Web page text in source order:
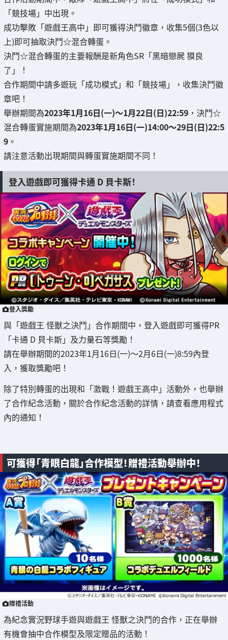
「競技場」中出現。
成功擊敗「遊戲王高中」即可獲得決鬥徽章，收集5個(3色以
上)即可抽取決鬥☆混合轉蛋。
決鬥☆混合轉蛋的主要報酬是新角色SR「黑暗戀屍 獏良
了」！
合作期間中請多遊玩「成功模式」和「競技場」，收集決鬥徽
章吧！
舉辦期間為2023年1月16日(一)～1月22日(日)22:59 ，決鬥☆
混合轉蛋實施期間為2023年1月16日(一)14:00～29日(日)22:5
9 。
請注意活動出現期間與轉蛋實施期間不同！
登入遊戲即可獲得卡通 D 貝卡斯！
登入獎勵
與「遊戲王 怪獸之決鬥」合作期間中，登入遊戲即可獲得PR
「卡通 D 貝卡斯」及力量石等獎勵！
請在舉辦期間的2023年1月16日(一)～2月6日(一)8:59內登
入，獲取獎勵吧！
除了特別轉蛋的出現和「激戰！遊戲王高中」活動外，也舉辦
了合作紀念活動，關於合作紀念活動的詳情，請查看應用程式
內的通知！
可獲得「青眼白龍」合作模型！贈禮活動舉辦中！
贈禮活動
為紀念實況野球手遊與遊戲王 怪獸之決鬥的合作，正在舉辦
有機會抽中合作模型及限定贈品的活動！